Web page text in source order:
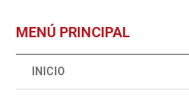
MENÚ PRINCIPAL
INICIO